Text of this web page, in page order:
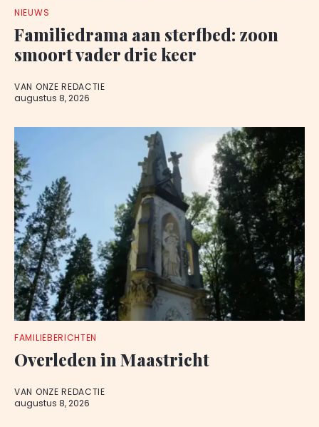
NIEUWS
Familiedrama aan sterfbed: zoon
smoort vader drie keer
VAN ONZE REDACTIE
augustus 8, 2026
FAMILIEBERICHTEN
Overleden in Maastricht
VAN ONZE REDACTIE
augustus 8, 2026